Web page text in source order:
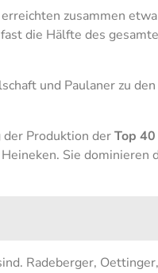
zusammen etwa
die Hälfte des
und Paulaner zu
Produktion derTop 40
Sie dominieren
Radeberger, Oettinger,